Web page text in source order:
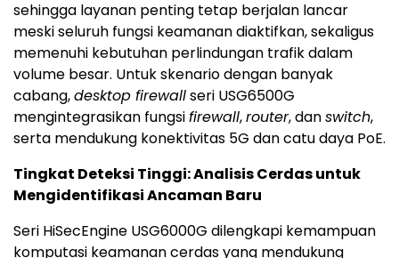
sehingga layanan penting tetap berjalan lancar
meski seluruh fungsi keamanan diaktifkan, sekaligus
memenuhi kebutuhan perlindungan trafik dalam
volume besar. Untuk skenario dengan banyak
cabang,desktop firewallseri USG6500G
mengintegrasikan fungsifirewall,router, danswitch,
serta mendukung konektivitas 5G dan catu daya PoE.
Tingkat Deteksi Tinggi: Analisis Cerdas untuk
Mengidentifikasi Ancaman Baru
Seri HiSecEngine USG6000G dilengkapi kemampuan
komputasi keamanan cerdas yang mendukung